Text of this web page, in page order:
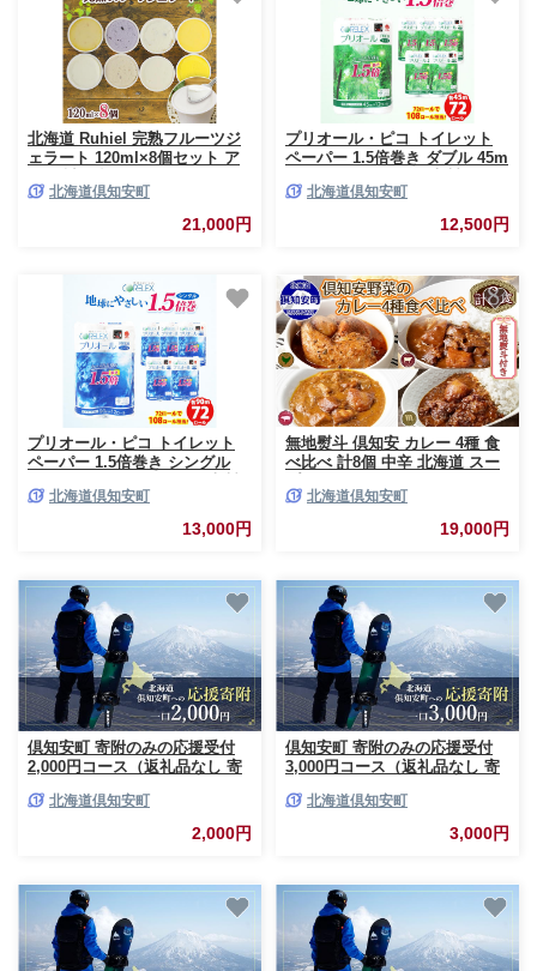
北海道 Ruhiel 完熟フルーツジ
ェラート 120ml×8個セット ア
牛乳 自家製 スイーツ ジェラー
ト お取り寄せ ギフト デザート
送料無料 【 倶知安町 】
北海道倶知安町
21,000円
プリオール・ピコ トイレット
ペーパー 1.5倍巻き ダブル 45m
め買い リサイクル 防災 常備品
トイレ トイレットペーパー 消
耗品 日用品 備蓄 送料無料 北海
北海道倶知安町
12,500円
プリオール・ピコ トイレット
ペーパー 1.5倍巻き シングル
まとめ買い リサイクル 防災 常
備品 トイレ トイレットペーパ
ー 消耗品 日用品 備蓄 送料無料
北海道倶知安町
13,000円
無地熨斗 倶知安 カレー 4種 食
べ比べ 計8個 中辛 北海道 スー
カレー 牛すじカレー じゃがい
も 牛肉 豚肉 鶏 レトルト レト
北海道倶知安町
19,000円
倶知安町 寄附のみの応援受付
2,000円コース（返礼品なし 寄
北海道倶知安町
2,000円
倶知安町 寄附のみの応援受付
3,000円コース（返礼品なし 寄
北海道倶知安町
3,000円